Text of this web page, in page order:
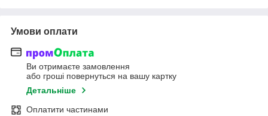
Умови оплати
Ви отримаєте замовлення
або гроші повернуться на вашу картку
Детальніше
Оплатити частинами